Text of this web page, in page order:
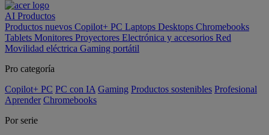
AI Productos
Productos nuevos Copilot+ PC Laptops Desktops Chromebooks
Tablets Monitores Proyectores Electrónica y accesorios Red
Movilidad eléctrica Gaming portátil
Pro categoría
Copilot+ PC PC con IA Gaming Productos sostenibles Profesional
Aprender Chromebooks
Por serie